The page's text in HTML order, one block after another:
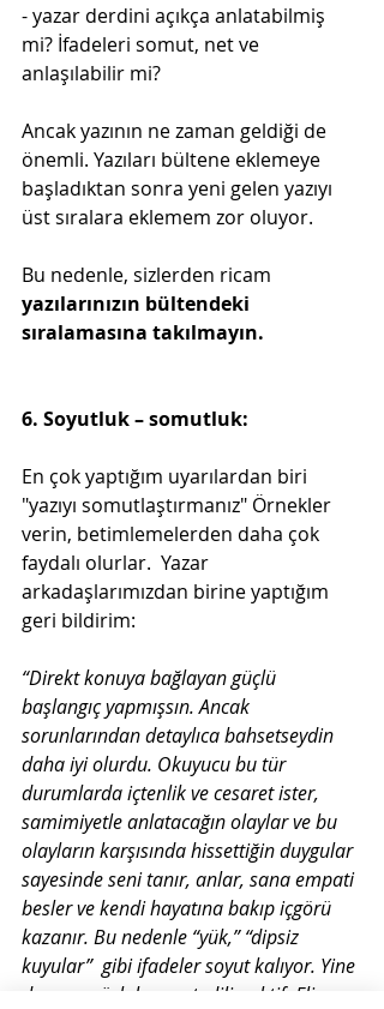
- yazar derdini açıkça anlatabilmiş
mi? İfadeleri somut, net ve
anlaşılabilir mi?
Ancak yazının ne zaman geldiği de
önemli. Yazıları bültene eklemeye
başladıktan sonra yeni gelen yazıyı
üst sıralara eklemem zor oluyor.
Bu nedenle, sizlerden ricam
yazılarınızın bültendeki
sıralamasına takılmayın.
6. Soyutluk – somutluk:
En çok yaptığım uyarılardan biri
"yazıyı somutlaştırmanız" Örnekler
verin, betimlemelerden daha çok
faydalı olurlar.  Yazar
arkadaşlarımızdan birine yaptığım
geri bildirim:
“Direkt konuya bağlayan güçlü
başlangıç yapmışsın. Ancak
sorunlarından detaylıca bahsetseydin
daha iyi olurdu. Okuyucu bu tür
durumlarda içtenlik ve cesaret ister,
samimiyetle anlatacağın olaylar ve bu
olayların karşısında hissettiğin duygular
sayesinde seni tanır, anlar, sana empati
besler ve kendi hayatına bakıp içgörü
kazanır. Bu nedenle “yük,” “dipsiz
kuyular”  gibi ifadeler soyut kalıyor. Yine
de yazın, üslubun net, dilin aktif. Eline